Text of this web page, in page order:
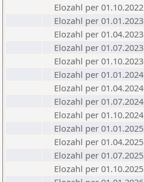
Elozahl per 01.10.2022
Elozahl per 01.01.2023
Elozahl per 01.04.2023
Elozahl per 01.07.2023
Elozahl per 01.10.2023
Elozahl per 01.01.2024
Elozahl per 01.04.2024
Elozahl per 01.07.2024
Elozahl per 01.10.2024
Elozahl per 01.01.2025
Elozahl per 01.04.2025
Elozahl per 01.07.2025
Elozahl per 01.10.2025